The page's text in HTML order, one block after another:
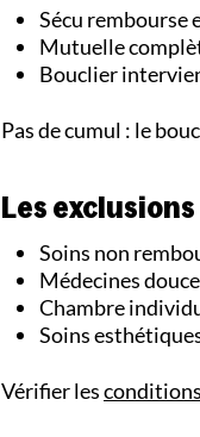
Sécu rembourse
Mutuelle
Bouclier
Pas de cumul : le
Les
Soins non
Médecines
Chambre
Soins
Vérifier les